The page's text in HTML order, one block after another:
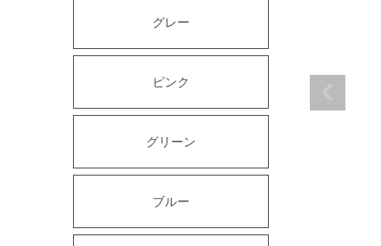
グレー
ピンク
グリーン
ブルー